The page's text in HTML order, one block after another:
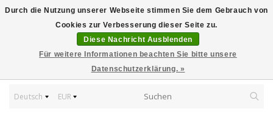
Deutsch EUR
Durch die Nutzung unserer Webseite stimmen Sie dem Gebrauch von
Cookies zur Verbesserung dieser Seite zu.
Diese Nachricht Ausblenden
Für weitere Informationen beachten Sie bitte unsere
Datenschutzerklärung. »